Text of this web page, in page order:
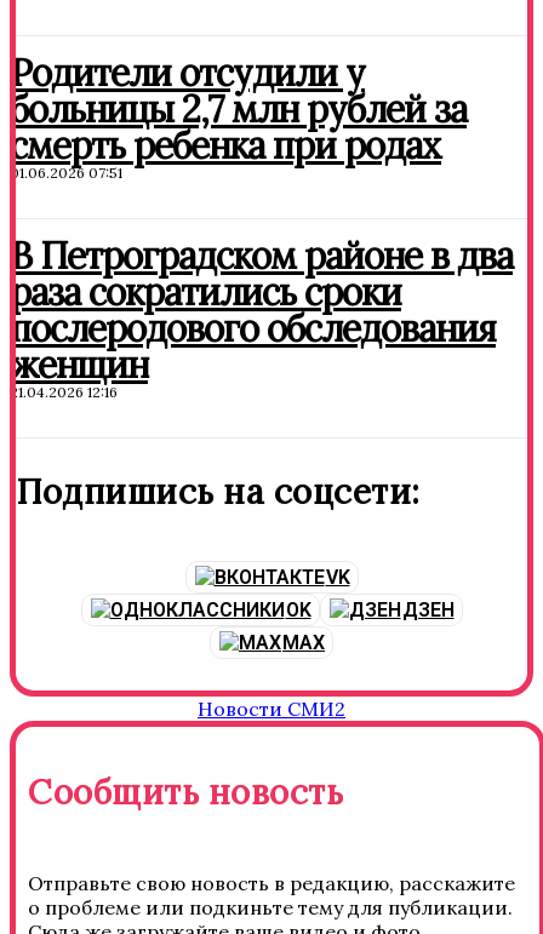
Родители отсудили у
больницы 2,7 млн рублей за
смерть ребенка при родах
01.06.2026 07:51
В Петроградском районе в два
раза сократились сроки
послеродового обследования
женщин
21.04.2026 12:16
Подпишись на соцсети:
VK
OK
ДЗЕН
MAX
Новости СМИ2
Сообщить новость
Отправьте свою новость в редакцию, расскажите
о проблеме или подкиньте тему для публикации.